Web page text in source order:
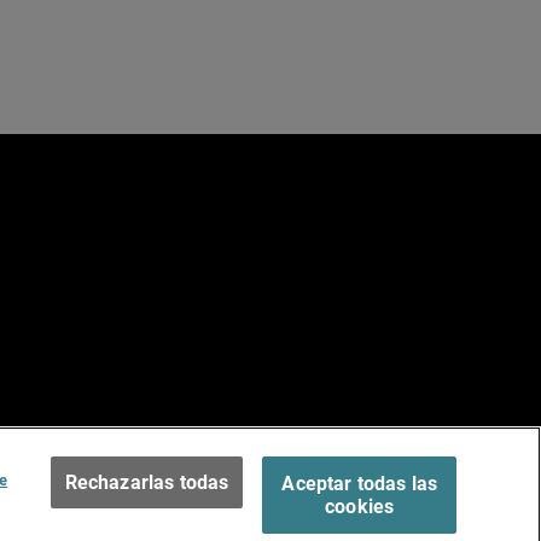
Terms of Use >
Rechazarlas todas
Aceptar todas las
cookies